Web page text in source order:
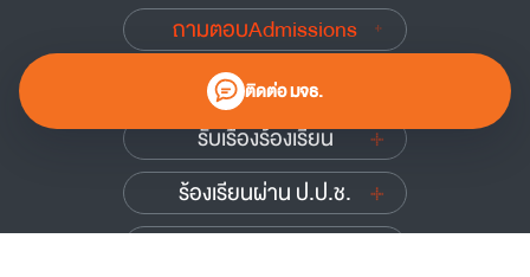
ติดต่อ มจธ.
ถามตอบAdmissions
นักศึกษาเก่าสัมพันธ์
รับเรื่องร้องเรียน
ร้องเรียนผ่าน ป.ป.ช.